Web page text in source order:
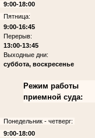
9:00-18:00
Пятница:
9:00-16:45
Перерыв:
13:00-13:45
Выходные дни:
суббота, воскресенье
Режим работы
приемной суда:
Понедельник - четверг:
9:00-18:00